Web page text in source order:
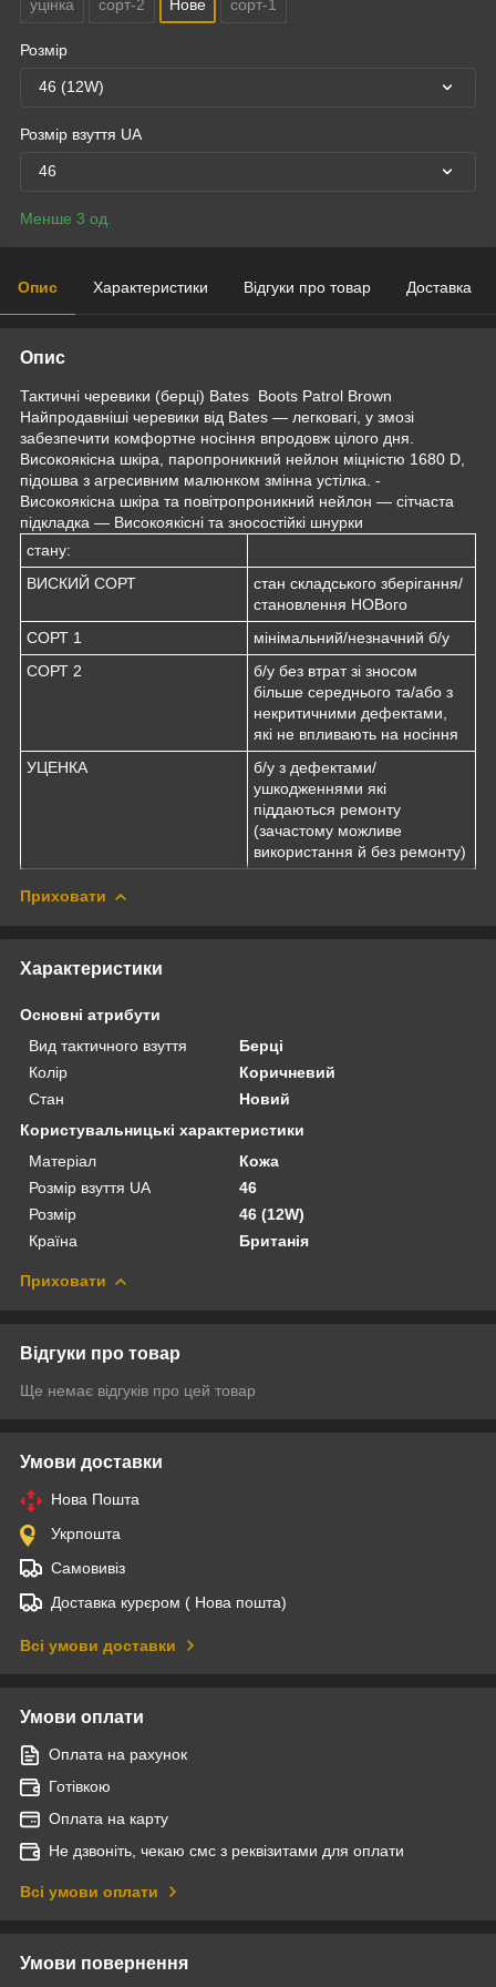
уцінка сорт-2 Нове сорт-1
Розмір
46 (12W)
Розмір взуття UA
46
Менше 3 од.
Опис Характеристики Відгуки про товар Доставка
Опис
Тактичні черевики (берці) Bates Boots Patrol Brown
Найпродавніші черевики від Bates — легковагі, у змозі
забезпечити комфортне носіння впродовж цілого дня.
Високоякісна шкіра, паропроникний нейлон міцністю 1680 D,
підошва з агресивним малюнком змінна устілка. -
Високоякісна шкіра та повітропроникний нейлон — сітчаста
підкладка — Високоякісні та зносостійкі шнурки
стану:
ВИСКИЙ СОРТ
стан складського зберігання/
становлення НОВого
СОРТ 1
мінімальний/незначний б/у
СОРТ 2
б/у без втрат зі зносом
більше середнього та/або з
некритичними дефектами,
які не впливають на носіння
УЦЕНКА
б/у з дефектами/
ушкодженнями які
піддаються ремонту
(зачастому можливе
використання й без ремонту)
Приховати
Характеристики
Основні атрибути
Вид тактичного взуття
Берці
Колір
Коричневий
Стан
Новий
Користувальницькі характеристики
Матеріал
Кожа
Розмір взуття UA
46
Розмір
46 (12W)
Країна
Британія
Приховати
Відгуки про товар
Ще немає відгуків про цей товар
Умови доставки
Нова Пошта
Укрпошта
Самовивіз
Доставка курєром ( Нова пошта)
Всі умови доставки
Умови оплати
Оплата на рахунок
Готівкою
Оплата на карту
Не дзвоніть, чекаю смс з реквізитами для оплати
Всі умови оплати
Умови повернення